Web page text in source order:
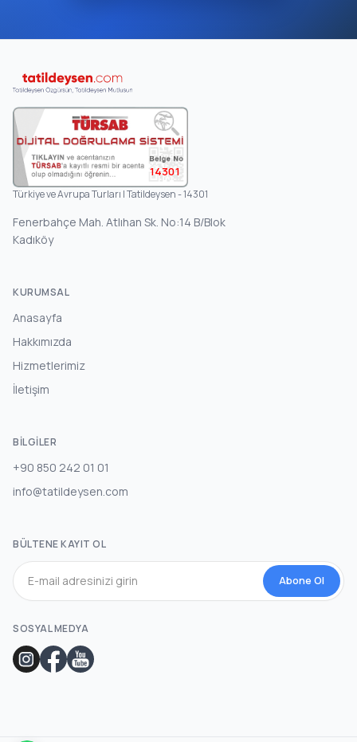
14301
Türkiye ve Avrupa Turları | Tatildeysen - 14301
Fenerbahçe Mah. Atlıhan Sk. No:14 B/Blok
Kadıköy
KURUMSAL
Anasayfa
Hakkımızda
Hizmetlerimiz
İletişim
BILGILER
+90 850 242 01 01
info@tatildeysen.com
BÜLTENE KAYIT OL
Abone Ol
SOSYAL MEDYA